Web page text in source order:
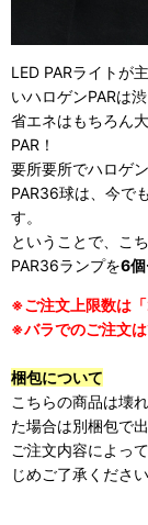
LED PARライトが
いハロゲンPARは渋
省エネはもちろん
PAR！
要所要所でハロゲ
PAR36球は、今で
す。
ということで、こ
PAR36ランプを6個
※ご注文上限数は「
※バラでのご注文は
梱包について
こちらの商品は壊
た場合は別梱包で
ご注文内容によっ
じめご了承ください